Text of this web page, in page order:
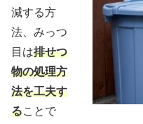
減する方
法、みっつ
目は排せつ
物の処理方
法を工夫す
ることで